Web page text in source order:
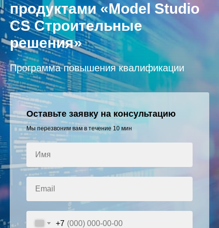
продуктами «Model Studio
CS Строительные
решения»
Программа повышения квалификации
Оставьте заявку на консультацию
Мы перезвоним вам в течение 10 мин
Имя
Email
+7